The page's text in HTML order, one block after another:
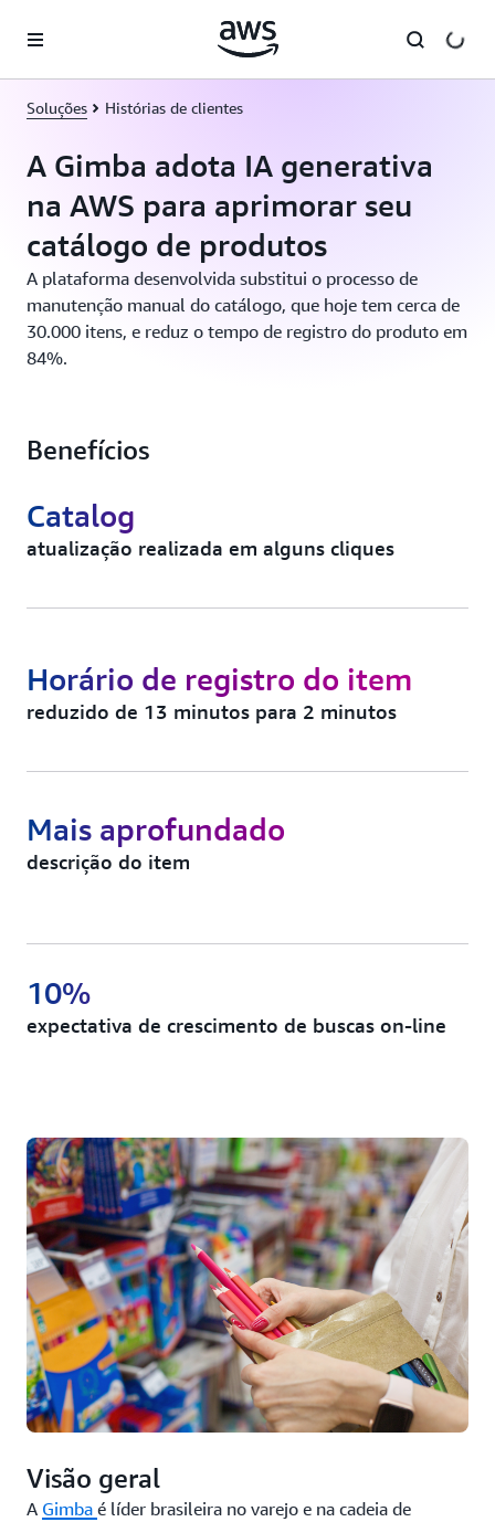
Pular para o conteúdo principal
Soluções Histórias de clientes
A Gimba adota IA generativa
na AWS para aprimorar seu
catálogo de produtos
A plataforma desenvolvida substitui o processo de
manutenção manual do catálogo, que hoje tem cerca de
30.000 itens, e reduz o tempo de registro do produto em
84%.
Benefícios
atualização realizada em alguns cliques
Catalog
reduzido de 13 minutos para 2 minutos
Horário de registro do item
descrição do item
Mais aprofundado
expectativa de crescimento de buscas on-line
10%
Visão geral
A Gimba é líder brasileira no varejo e na cadeia de